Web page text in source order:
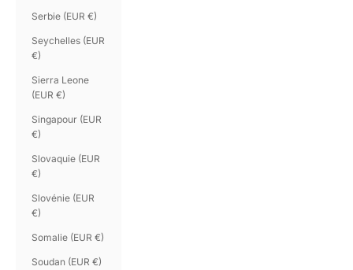
Serbie (EUR €)
Seychelles (EUR
€)
Sierra Leone
(EUR €)
Singapour (EUR
€)
Slovaquie (EUR
€)
Slovénie (EUR
€)
Somalie (EUR €)
Soudan (EUR €)